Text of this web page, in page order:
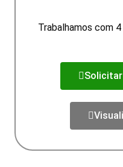
Trabalhamos com